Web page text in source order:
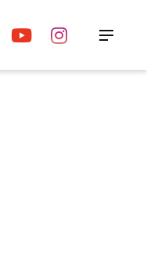
YouTubeInstagram
ニュー